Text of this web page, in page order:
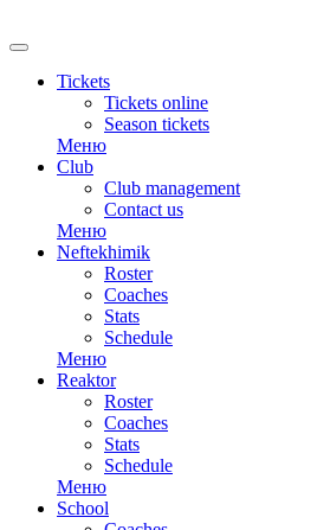
Tickets
Tickets online
Season tickets
Меню
Club
Club management
Contact us
Меню
Neftekhimik
Roster
Coaches
Stats
Schedule
Меню
Reaktor
Roster
Coaches
Stats
Schedule
Меню
School